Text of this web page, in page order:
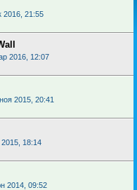
2016, 21:55
2016, 12:07
2015, 20:41
18:14
2014, 09:52